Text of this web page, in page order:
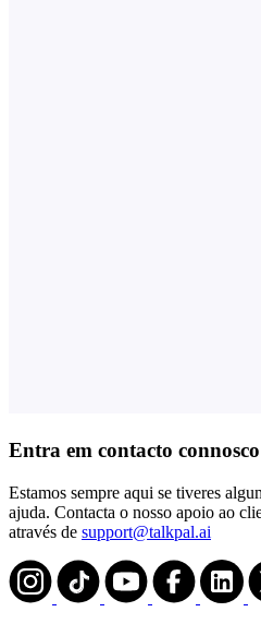
Entra em contacto connosco
Estamos sempre aqui se tiveres
ajuda. Contacta o nosso apoio ao
através de support@talkpal.ai